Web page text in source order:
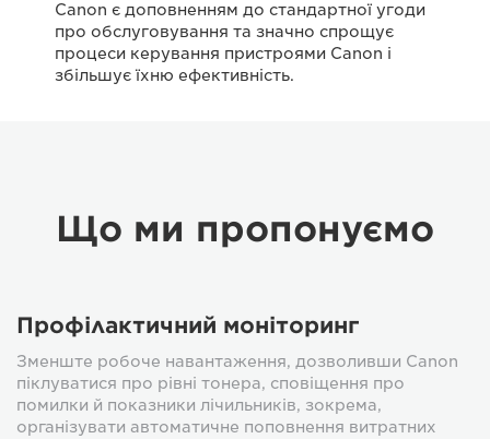
Canon є доповненням до стандартної угоди
про обслуговування та значно спрощує
процеси керування пристроями Canon і
збільшує їхню ефективність.
Що ми пропонуємо
Профілактичний моніторинг
Зменште робоче навантаження, дозволивши Canon
піклуватися про рівні тонера, сповіщення про
помилки й показники лічильників, зокрема,
організувати автоматичне поповнення витратних